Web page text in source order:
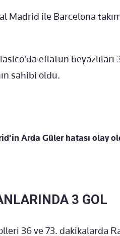
Madrid ile Barcelona
eflatun beyazlıları
sahibi oldu.
Arda Güler hatası olay
3 GOL
36 ve 73. dakikalarda